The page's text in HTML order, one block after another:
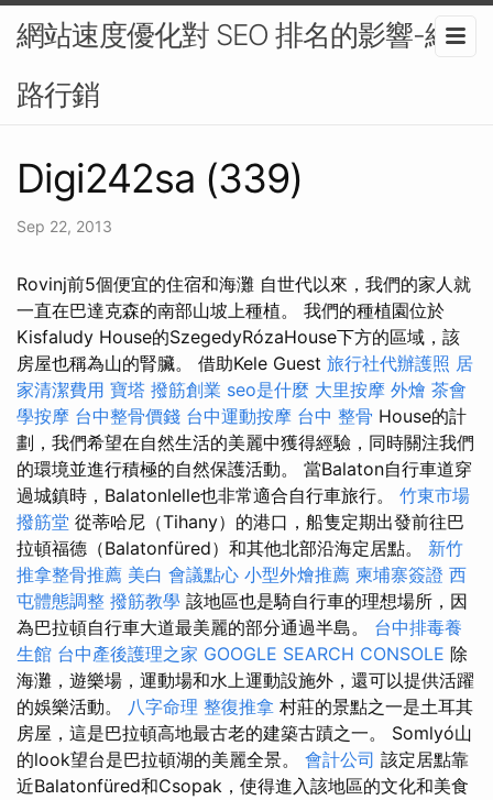
網站速度優化對 SEO 排名的影響-網
路行銷
Digi242sa (339)
Sep 22, 2013
Rovinj前5個便宜的住宿和海灘 自世代以來，我們的家人就
一直在巴達克森的南部山坡上種植。 我們的種植園位於
Kisfaludy House的SzegedyRózaHouse下方的區域，該
房屋也稱為山的腎臟。 借助Kele Guest 旅行社代辦護照 居
家清潔費用 寶塔 撥筋創業 seo是什麼 大里按摩 外燴 茶會
學按摩 台中整骨價錢 台中運動按摩 台中 整骨 House的計
劃，我們希望在自然生活的美麗中獲得經驗，同時關注我們
的環境並進行積極的自然保護活動。 當Balaton自行車道穿
過城鎮時，Balatonlelle也非常適合自行車旅行。 竹東市場
撥筋堂 從蒂哈尼（Tihany）的港口，船隻定期出發前往巴
拉頓福德（Balatonfüred）和其他北部沿海定居點。 新竹
推拿整骨推薦 美白 會議點心 小型外燴推薦 柬埔寨簽證 西
屯體態調整 撥筋教學 該地區也是騎自行車的理想場所，因
為巴拉頓自行車大道最美麗的部分通過半島。 台中排毒養
生館 台中產後護理之家 GOOGLE SEARCH CONSOLE 除
海灘，遊樂場，運動場和水上運動設施外，還可以提供活躍
的娛樂活動。 八字命理 整復推拿 村莊的景點之一是土耳其
房屋，這是巴拉頓高地最古老的建築古蹟之一。 Somlyó山
的look望台是巴拉頓湖的美麗全景。 會計公司 該定居點靠
近Balatonfüred和Csopak，使得進入該地區的文化和美食